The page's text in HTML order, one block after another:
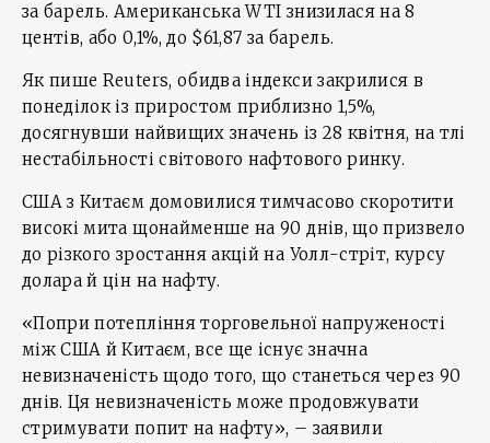
за барель. Американська WTI знизилася на 8
центів, або 0,1%, до $61,87 за барель.
Як пише Reuters, обидва індекси закрилися в
понеділок із приростом приблизно 1,5%,
досягнувши найвищих значень із 28 квітня, на тлі
нестабільності світового нафтового ринку.
США з Китаєм домовилися тимчасово скоротити
високі мита щонайменше на 90 днів, що призвело
до різкого зростання акцій на Уолл-стріт, курсу
долара й цін на нафту.
«Попри потепління торговельної напруженості
між США й Китаєм, все ще існує значна
невизначеність щодо того, що станеться через 90
днів. Ця невизначеність може продовжувати
стримувати попит на нафту», – заявили